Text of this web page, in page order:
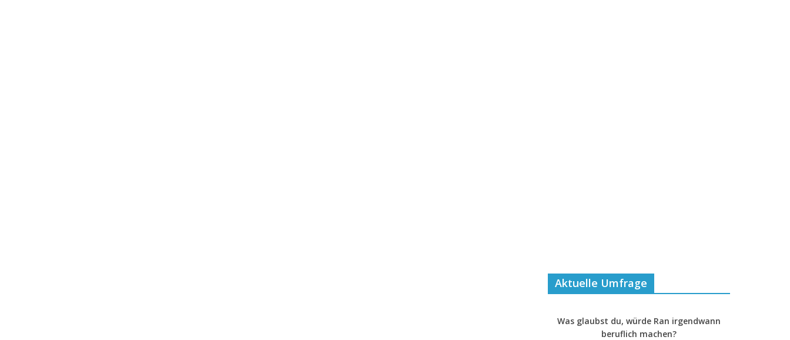
Aktuelle Umfrage
Was glaubst du, würde Ran irgendwann
beruflich machen?